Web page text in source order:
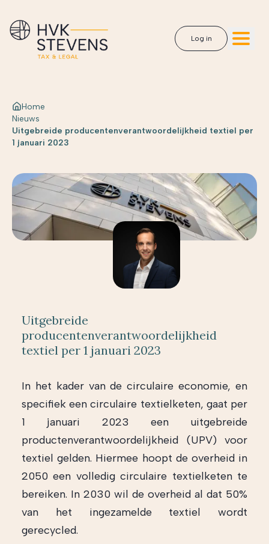
Log in
Home
Nieuws
Uitgebreide producentenverantwoordelijkheid textiel per
1 januari 2023
Uitgebreide
producentenverantwoordelijkheid
textiel per 1 januari 2023
In het kader van de circulaire economie, en
specifiek een circulaire textielketen, gaat per
1 januari 2023 een uitgebreide
productenverantwoordelijkheid (UPV) voor
textiel gelden. Hiermee hoopt de overheid in
2050 een volledig circulaire textielketen te
bereiken. In 2030 wil de overheid al dat 50%
van het ingezamelde textiel wordt
gerecycled.